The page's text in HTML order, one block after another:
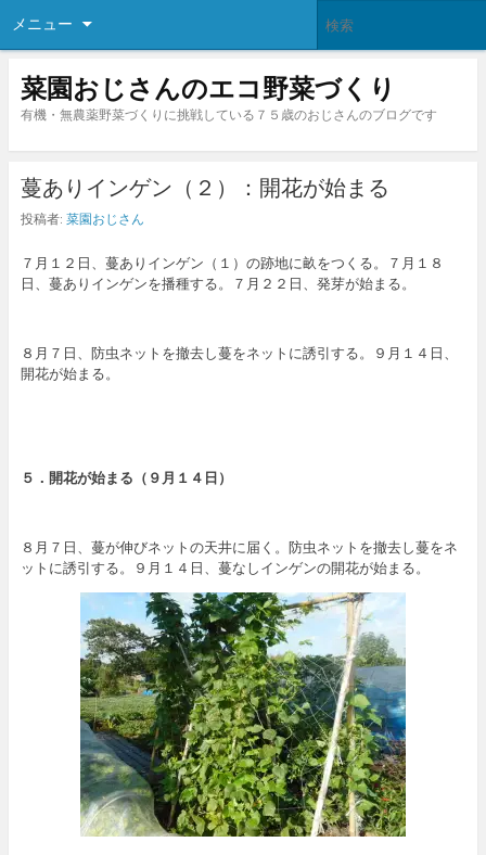
メニュー
菜園おじさんのエコ野菜づくり
有機・無農薬野菜づくりに挑戦している７５歳のおじさんのブログです
蔓ありインゲン（２）：開花が始まる
投稿者: 菜園おじさん
７月１２日、蔓ありインゲン（１）の跡地に畝をつくる。７月１８
日、蔓ありインゲンを播種する。７月２２日、発芽が始まる。
８月７日、防虫ネットを撤去し蔓をネットに誘引する。９月１４日、
開花が始まる。
５．開花が始まる（９月１４日）
８月７日、蔓が伸びネットの天井に届く。防虫ネットを撤去し蔓をネ
ットに誘引する。９月１４日、蔓なしインゲンの開花が始まる。